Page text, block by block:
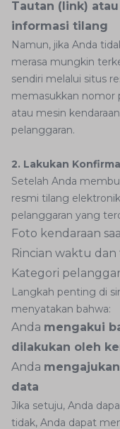
Tautan (link)
informasi tilang
Namun, jika Anda
merasa mungkin
sendiri melalui situs
memasukkan nomor
atau mesin
pelanggaran.
2. Lakukan
Setelah Anda
resmi tilang
pelanggaran yang
Foto kendaraan
Rincian waktu
Kategori
Langkah penting di
menyatakan bahwa:
Anda mengakui
dilakukan oleh
Anda
data
Jika setuju, Anda
tidak, Anda dapat